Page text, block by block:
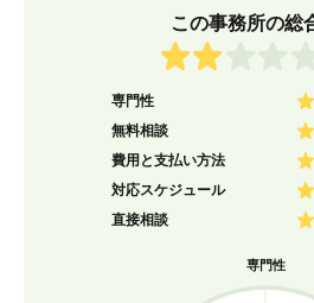
この事務所の総
専門性
無料相談
費用と支払い方法
対応スケジュール
直接相談
専門性